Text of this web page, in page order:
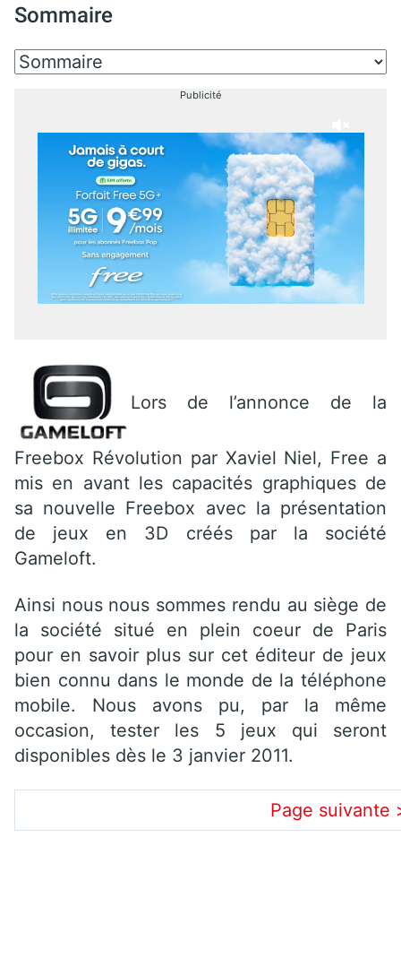
Sommaire
Publicité
Lors de l’annonce de la
Freebox Révolution par Xaviel Niel, Free a
mis en avant les capacités graphiques de
sa nouvelle Freebox avec la présentation
de jeux en 3D créés par la société
Gameloft.
Ainsi nous nous sommes rendu au siège de
la société situé en plein coeur de Paris
pour en savoir plus sur cet éditeur de jeux
bien connu dans le monde de la téléphone
mobile. Nous avons pu, par la même
occasion, tester les 5 jeux qui seront
disponibles dès le 3 janvier 2011.
Page suivante